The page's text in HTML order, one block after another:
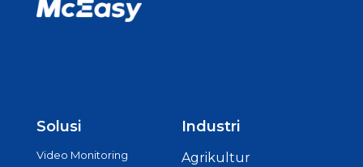
Solusi
Video Monitoring
Industri
Agrikultur